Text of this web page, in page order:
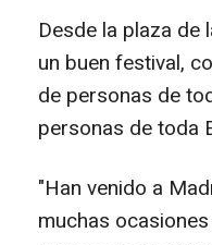
Desde la plaza de
un buen festival,
de personas de
personas de toda
"Han venido a
muchas